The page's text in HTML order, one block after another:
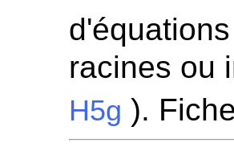
racines ou
H5g ). Fiche